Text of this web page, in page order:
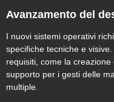
Avanzamento del
I nuovi sistemi operativi
specifiche tecniche e
requisiti, come la
supporto per i gesti delle
multiple.